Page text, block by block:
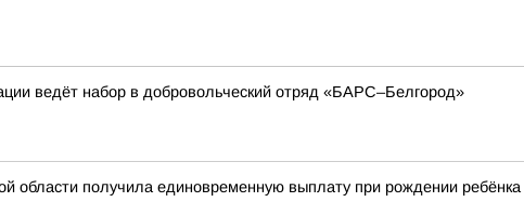
ведёт набор в добровольческий отряд «БАРС–Белгород»
области получила единовременную выплату при рождении ребёнка